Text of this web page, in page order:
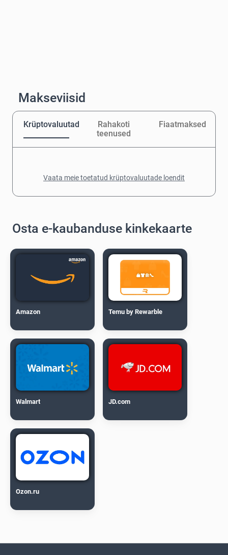
Makseviisid
Krüptovaluutad
Rahakoti
teenused
Fiaatmaksed
Vaata meie toetatud krüptovaluutade loendit
Osta e-kaubanduse kinkekaarte
Amazon Temu by Rewarble
Walmart JD.com
Ozon.ru